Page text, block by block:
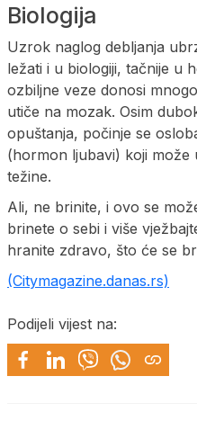
Biologija
Uzrok naglog debljanja
ležati i u biologiji, tačnije u
ozbiljne veze donosi
utiče na mozak. Osim
opuštanja, počinje se
(hormon ljubavi) koji može
težine.
Ali, ne brinite, i ovo se
brinete o sebi i više
hranite zdravo, što će se
(Citymagazine.danas.rs)
Podijeli vijest na: